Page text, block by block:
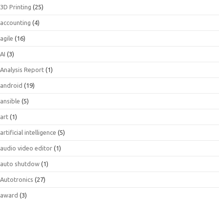
3D Printing (25)
accounting (4)
agile (16)
AI (3)
Analysis Report (1)
android (19)
ansible (5)
art (1)
artificial intelligence (5)
audio video editor (1)
auto shutdow (1)
Autotronics (27)
award (3)